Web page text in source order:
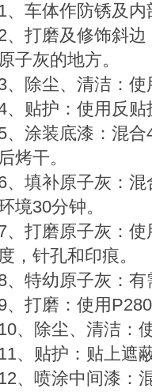
、车体作防锈及
、打磨及修饰斜
原子灰的地方。
、除尘、清洁：
、贴护：使用反
、涂装底漆：混
后烤干。
、填补原子灰：
境30分钟。
、打磨原子灰：
度，针孔和印痕。
、特幼原子灰：
、打磨：使用
、除尘、清洁：
、贴护：贴上遮
、喷涂中间漆：